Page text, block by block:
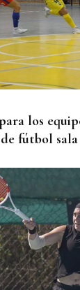
los
fútbol sala